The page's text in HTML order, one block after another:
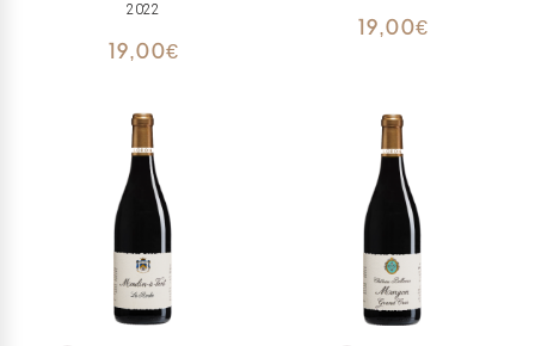
2022
19,00€
19,00€